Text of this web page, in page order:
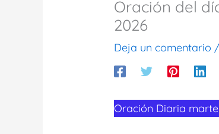
Oración del
2026
Deja un comentario
Oración Diaria